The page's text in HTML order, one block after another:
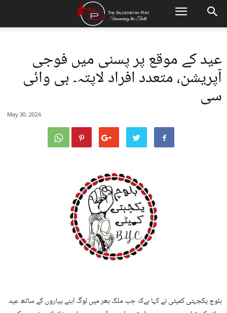
عید کے موقع پر پسنی میں فوجی
آپریشن، متعدد افراد لاپتہ۔ بی وائی
سی
May 30, 2026
بلوچ یکجہتی کمیٹی نے کہا ہےکہ جب ملک بھر میں لوگ اپنے پیاروں کے ساتھ عید